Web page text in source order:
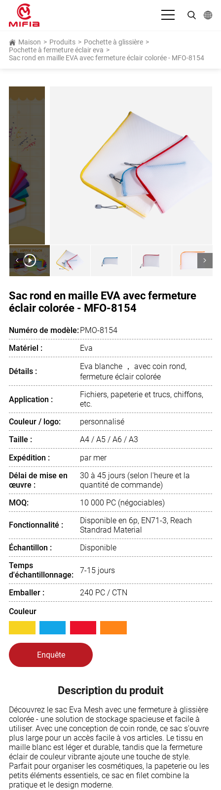
Français
English
Español
Bahasa Indonesia
Italiano
日本語
Português
Русский язык
Maison > Produits > Pochette à glissière >
Pochette à fermeture éclair eva >
Sac rond en maille EVA avec fermeture éclair colorée - MFO-8154
>
<
Sac rond en maille EVA avec fermeture
éclair colorée - MFO-8154
Numéro de modèle:PMO-8154
Matériel :
Eva
Détails :
Eva blanche ， avec coin rond,
fermeture éclair colorée
Application :
Fichiers, papeterie et trucs, chiffons,
etc.
Couleur / logo:
personnalisé
Taille :
A4 / A5 / A6 / A3
Expédition :
par mer
Délai de mise en
œuvre :
30 à 45 jours (selon l'heure et la
quantité de commande)
MOQ:
10 000 PC (négociables)
Fonctionnalité :
Disponible en 6p, EN71-3, Reach
Standrad Material
Échantillon :
Disponible
Temps
d'échantillonnage:
7-15 jours
Emballer : 240 PC / CTN
Couleur
Enquête
Description du produit
Découvrez le sac Eva Mesh avec une fermeture à glissière
colorée - une solution de stockage spacieuse et facile à
utiliser. Avec une conception de coin ronde, ce sac s'ouvre
plus large pour un accès facile à vos articles. Le tissu en
maille blanc est léger et durable, tandis que la fermeture
éclair de couleur vibrante ajoute une touche de style.
Parfait pour organiser les cosmétiques, la papeterie ou les
petits éléments essentiels, ce sac en filet combine la
pratique et le design moderne.